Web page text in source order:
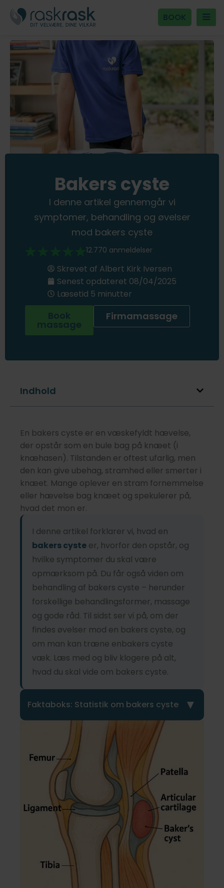
BOOK
Bakers cyste
I denne artikel gennemgår vi
symptomer, behandling og øvelser
mod bakers cyste
12.770 anmeldelser
Skrevet af Albert Kirk Iversen
Senest opdateret 08/04/2025
Læsetid 5 minutter
Book
massage
Firmamassage
Indhold
En bakers cyste er en væskefyldt hævelse,
der opstår som en bule bag på knæet (i
knæhasen). Tilstanden er oftest ufarlig, men
den kan give ubehag, stramhed eller smerter i
knæet. Mange oplever en stram fornemmelse
eller hævelse bag knæet og spekulerer på,
hvad det mon er.
I denne artikel forklarer vi, hvad en
bakers cyste er, hvorfor den opstår, og
hvilke symptomer du skal være
opmærksom på. Du får også viden om
behandling af bakers cyste – herunder
forskellige behandlingsformer, massage
og gode råd. Til sidst ser vi på, om der
findes øvelser mod en bakers cyste, og
om man kan træne enbakers cyste
væk. Læs med og bliv klogere på alt,
hvad du skal vide om bakers cyste.
Faktaboks: Statistik om bakers cyste ▼
Forekomst hos personer med knæsmerter
Ca. 25,8% af patienter med knæsmerter har en
bakers cyste (ultralydsbaseret studie).
Kilde: Reumatismo Journal
Sammenhæng med slidgigt
20-40% af patienter med knæslidgigt har en
bakers cyste, og risikoen stiger med alderen
og graden af slidgigt.
Kilde: Medical Principles and Practice
Forekomst i den generelle befolkning